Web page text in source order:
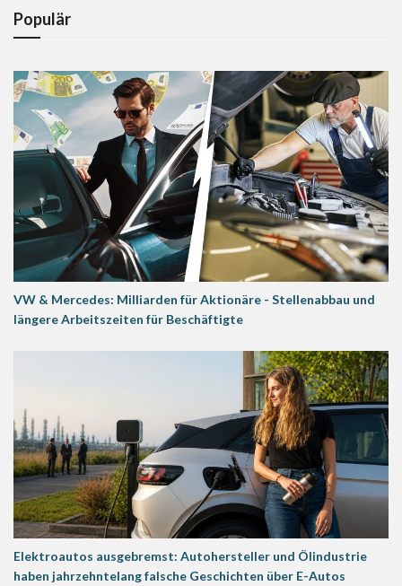
Populär
VW & Mercedes: Milliarden für Aktionäre - Stellenabbau und
längere Arbeitszeiten für Beschäftigte
Elektroautos ausgebremst: Autohersteller und Ölindustrie
haben jahrzehntelang falsche Geschichten über E-Autos